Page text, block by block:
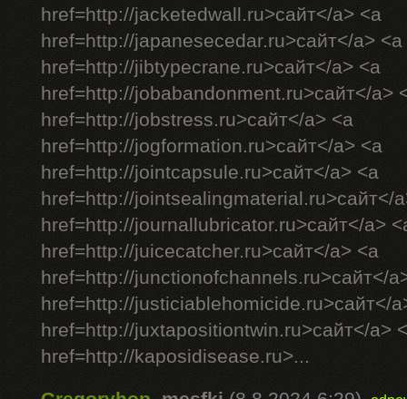
href=http://jacketedwall.ru>сайт</a> <a
href=http://japanesecedar.ru>сайт</a> <a
href=http://jibtypecrane.ru>сайт</a> <a
href=http://jobabandonment.ru>сайт</a>
href=http://jobstress.ru>сайт</a> <a
href=http://jogformation.ru>сайт</a> <a
href=http://jointcapsule.ru>сайт</a> <a
href=http://jointsealingmaterial.ru>сайт</
href=http://journallubricator.ru>сайт</a>
href=http://juicecatcher.ru>сайт</a> <a
href=http://junctionofchannels.ru>сайт</
href=http://justiciablehomicide.ru>сайт</
href=http://juxtapositiontwin.ru>сайт</a>
href=http://kaposidisease.ru>...